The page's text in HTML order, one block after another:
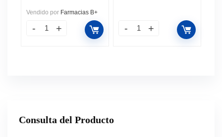
era:
$2,652.95.
es:
$2,499.00.
Vendido por Farmacias B+
Consulta del Producto